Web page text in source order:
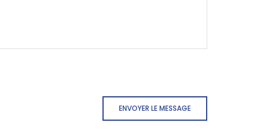
ENVOYER LE MESSAGE